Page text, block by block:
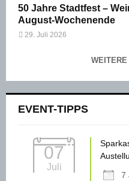
50 Jahre Stadtfest –
August-Wochenende
29. Juli 2026
EVENT-TIPPS
07
Juli
7